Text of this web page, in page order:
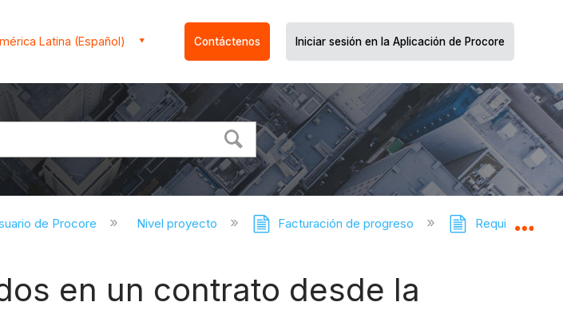
Latina (Español) Contáctenos Iniciar sesión en la Aplicación de Procore
de Procore Nivel proyecto Facturación de progreso Requisiciones
en un contrato desde la